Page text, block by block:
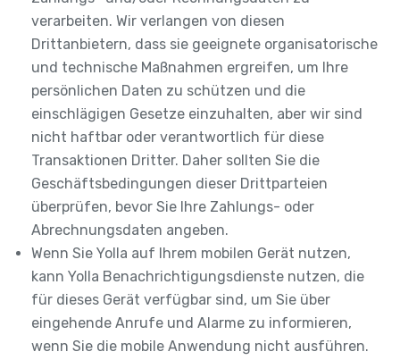
verarbeiten. Wir verlangen von diesen
Drittanbietern, dass sie geeignete organisatorische
und technische Maßnahmen ergreifen, um Ihre
persönlichen Daten zu schützen und die
einschlägigen Gesetze einzuhalten, aber wir sind
nicht haftbar oder verantwortlich für diese
Transaktionen Dritter. Daher sollten Sie die
Geschäftsbedingungen dieser Drittparteien
überprüfen, bevor Sie Ihre Zahlungs- oder
Abrechnungsdaten angeben.
Wenn Sie Yolla auf Ihrem mobilen Gerät nutzen,
kann Yolla Benachrichtigungsdienste nutzen, die
für dieses Gerät verfügbar sind, um Sie über
eingehende Anrufe und Alarme zu informieren,
wenn Sie die mobile Anwendung nicht ausführen.